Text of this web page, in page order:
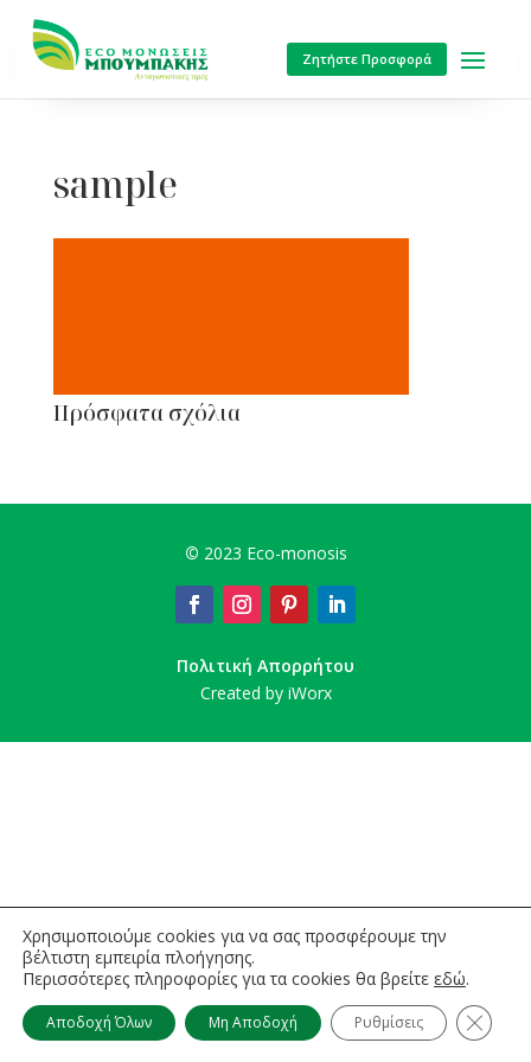
Ζητήστε Προσφορά
sample
Πρόσφατα σχόλια
© 2023 Eco-monosis
Πολιτική Απορρήτου
Created by iWorx
Χρησιμοποιούμε cookies για να σας προσφέρουμε την
βέλτιστη εμπειρία πλοήγησης.
Περισσότερες πληροφορίες για τα cookies θα βρείτε εδώ.
Αποδοχή Όλων Μη Αποδοχή Ρυθμίσεις